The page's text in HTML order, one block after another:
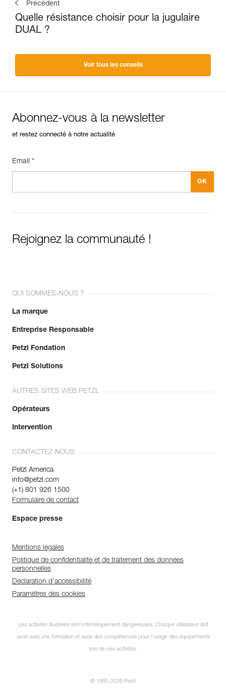
Précédent
Quelle résistance choisir pour la jugulaire
DUAL ?
Voir tous les conseils
Abonnez-vous à la newsletter
et restez connecté à notre actualité
Email *
Rejoignez la communauté !
QUI SOMMES-NOUS ?
La marque
Entreprise Responsable
Petzl Fondation
Petzl Solutions
AUTRES SITES WEB PETZL
Opérateurs
Intervention
CONTACTEZ-NOUS
Petzl America
info@petzl.com
(+1) 801 926 1500
Formulaire de contact
Espace presse
Mentions légales
Politique de confidentialité et de traitement des données
personnelles
Déclaration d'accessibilité
Paramètres des cookies
Les activités illustrées sont intrinsèquement dangereuses. Chaque utilisateur doit
avoir suivi une formation et avoir des compétences pour l’usage des équipements
lors de ces activités.
© 1995-2026 Petzl